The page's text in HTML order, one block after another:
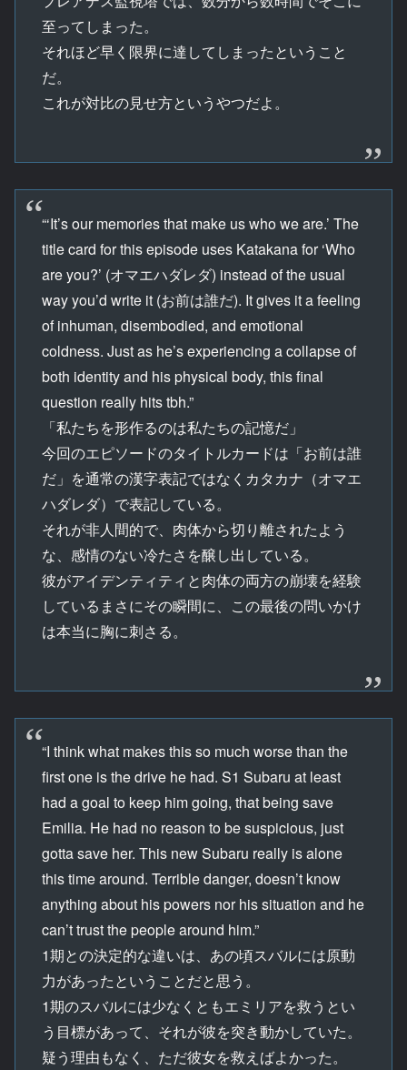
至ってしまった。
それほど早く限界に達してしまったということ
だ。
これが対比の見せ方というやつだよ。
“‘It’s our memories that make us who we are.’ The
title card for this episode uses Katakana for ‘Who
are you?’ (オマエハダレダ) instead of the usual
way you’d write it (お前は誰だ). It gives it a feeling
of inhuman, disembodied, and emotional
coldness. Just as he’s experiencing a collapse of
both identity and his physical body, this final
question really hits tbh.”
「私たちを形作るのは私たちの記憶だ」
今回のエピソードのタイトルカードは「お前は誰
だ」を通常の漢字表記ではなくカタカナ（オマエ
ハダレダ）で表記している。
それが非人間的で、肉体から切り離されたよう
な、感情のない冷たさを醸し出している。
彼がアイデンティティと肉体の両方の崩壊を経験
しているまさにその瞬間に、この最後の問いかけ
は本当に胸に刺さる。
“I think what makes this so much worse than the
first one is the drive he had. S1 Subaru at least
had a goal to keep him going, that being save
Emilia. He had no reason to be suspicious, just
gotta save her. This new Subaru really is alone
this time around. Terrible danger, doesn’t know
anything about his powers nor his situation and he
can’t trust the people around him.”
1期との決定的な違いは、あの頃スバルには原動
力があったということだと思う。
1期のスバルには少なくともエミリアを救うとい
う目標があって、それが彼を突き動かしていた。
疑う理由もなく、ただ彼女を救えばよかった。